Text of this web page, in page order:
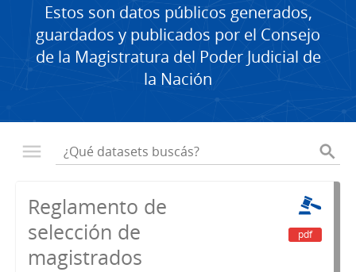
Estos son datos públicos generados,
guardados y publicados por el Consejo
de la Magistratura del Poder Judicial de
la Nación
Reglamento de
selección de
magistrados
pdf